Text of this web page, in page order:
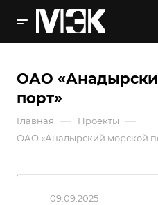
ОАО
порт»
Главная — Проекты —
ОАО «Анадырский морской
09.09.2025